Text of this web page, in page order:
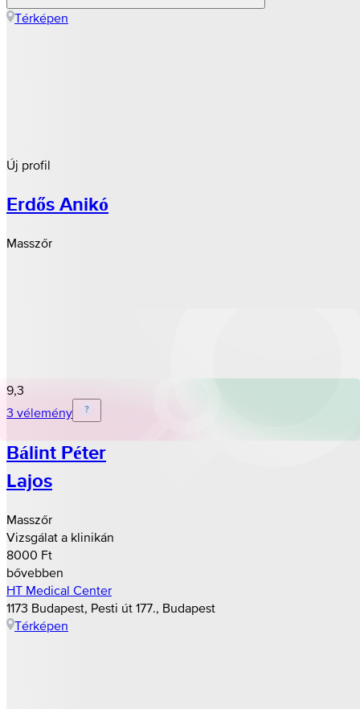
Térképen
Új profil
Erdős Anikó
Masszőr
9,3
3 vélemény
Bálint Péter
Lajos
Masszőr
Vizsgálat a klinikán
8000 Ft
bővebben
HT Medical Center
1173 Budapest, Pesti út 177., Budapest
Térképen